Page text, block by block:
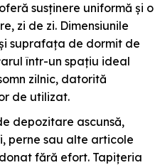
susținere uniformă și o
zi de zi. Dimensiunile
suprafața de dormit de
într-un spațiu ideal
zilnic, datorită
de utilizat.
depozitare ascunsă,
perne sau alte articole
fără efort. Tapițeria